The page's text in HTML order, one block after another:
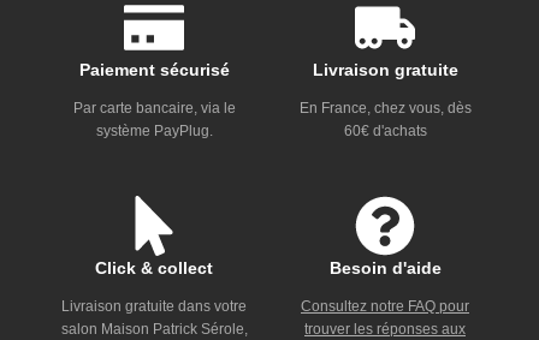
Paiement sécurisé
Par carte bancaire, via le
système PayPlug.
Livraison gratuite
En France, chez vous, dès
60€ d'achats
Click & collect
Livraison gratuite dans votre
salon Maison Patrick Sérole,
Besoin d'aide
Consultez notre FAQ pour
trouver les réponses aux